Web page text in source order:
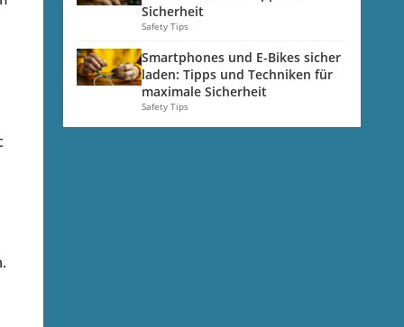
Sicherheit
Safety Tips
Smartphones und E-Bikes sicher
laden: Tipps und Techniken für
maximale Sicherheit
Safety Tips